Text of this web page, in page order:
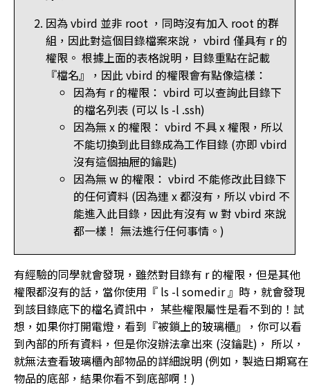
因為 vbird 並非 root ，同時沒有加入 root 的群
組，因此對這個目錄檔案來說， vbird 僅具有 r 的
權限。 根據上面的表格說明，目錄重點在記載
『檔名』，因此 vbird 的權限會有點像這樣：
因為有 r 的權限： vbird 可以查詢此目錄下
的檔名列表 (可以 ls -l .ssh)
因為無 x 的權限： vbird 不具 x 權限，所以
不能切換到此目錄成為工作目錄 (亦即 vbird
沒有這個抽屜的鑰匙)
因為無 w 的權限： vbird 不能修改此目錄下
的任何資料 (因為連 x 都沒有，所以 vbird 不
能進入此目錄，因此有沒有 w 對 vbird 來說
都一樣！ 無法進行任何事情。)
有經驗的同學就會發現，雖然對目錄有 r 的權限，但是其他
權限都沒有的話，當你使用『 ls -l somedir 』時，就會發現
到該目錄底下的檔名資訊中， 某些權限屬性是看不到的！試
想，如果你打開電燈，看到『被鎖上的玻璃櫃』，你可以看
到內部的所有資料，但是你沒辦法拿出來 (沒鑰匙)， 所以，
就無法查看玻璃櫃內部物品的詳細說明 (例如，製造日期寫在
物品的底部，結果你看不到底部啊！)